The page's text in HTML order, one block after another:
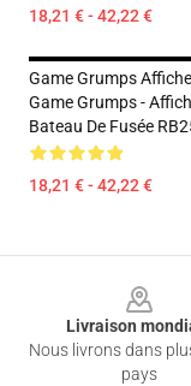
18,21 € - 42,22 €
Game Grumps
Game Grumps -
Bateau De Fusée
18,21 € - 42,22 €
Livraison
Nous livrons dans
pays